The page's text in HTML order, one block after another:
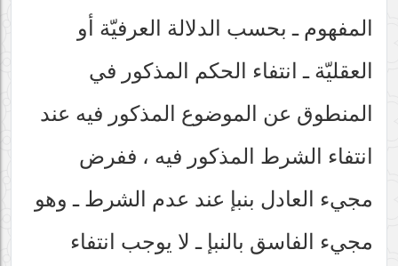
المفهوم ـ بحسب الدلالة العرفيّة أو
العقليّة ـ انتفاء الحكم المذكور في
المنطوق عن الموضوع المذكور فيه عند
انتفاء الشرط المذكور فيه ، ففرض
مجيء العادل بنبإ عند عدم الشرط ـ وهو
مجيء الفاسق بالنبإ ـ لا يوجب انتفاء